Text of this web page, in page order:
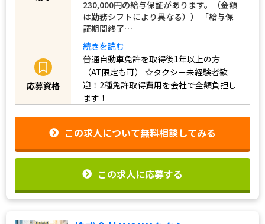
230,000円の給与保証があります。（金額
は勤務シフトにより異なる）） 「給与保
証期間終了…
続きを読む
応募資格
普通自動車免許を取得後1年以上の方
（AT限定も可）
☆タクシー未経験者歓
迎！2種免許取得費用を会社で全額負担し
ます！
この求人について無料相談してみる
この求人に応募する